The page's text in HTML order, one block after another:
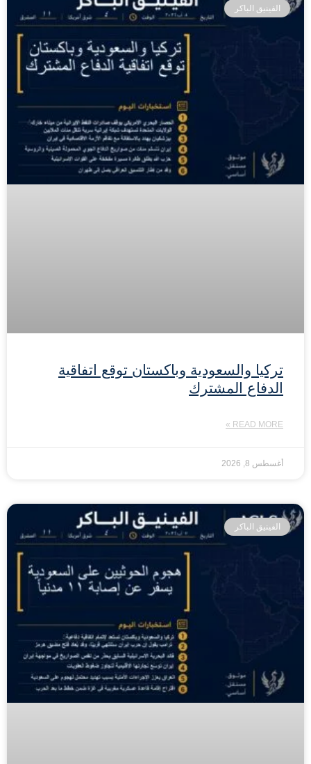
الفينيق الباكر
تركيا والسعودية وباكستان توقع اتفاقية
الدفاع المشترك
READ MORE »
أغسطس 8, 2026
الفينيق الباكر